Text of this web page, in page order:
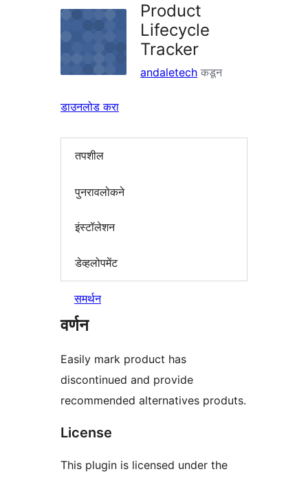
Product
Lifecycle
Tracker
andaletech कडून
डाउनलोड करा
तपशील
पुनरावलोकने
इंस्टॉलेशन
डेव्हलोपमेंट
समर्थन
वर्णन
Easily mark product has
discontinued and provide
recommended alternatives produts.
License
This plugin is licensed under the